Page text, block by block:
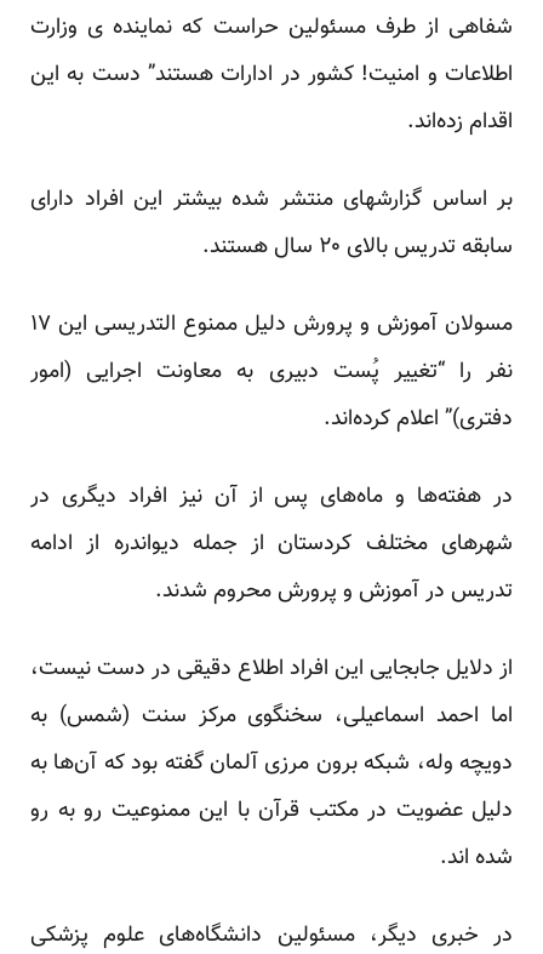
شفاهی از طرف مسئولین حراست که نماینده ی وزارت
اطلاعات و امنیت! کشور در ادارات هستند” دست به این
اقدام زده‌اند.
بر اساس گزارشهای منتشر شده بیشتر این افراد دارای
سابقه تدریس بالای ۲۰ سال هستند.
مسولان آموزش و پرورش دلیل ممنوع التدریسی این ۱۷
نفر را “تغییر پُست دبیری به معاونت اجرایی (امور
دفتری)” اعلام کرده‌اند.
در هفته‌ها و ماه‌های پس از آن نیز افراد دیگری در
شهرهای مختلف کردستان از جمله دیواندره از ادامه
تدریس در آموزش و پرورش محروم شدند.
از دلایل جابجایی این افراد اطلاع دقیقی در دست نیست،
اما احمد اسماعیلی، سخنگوی مرکز سنت (شمس) به
دویچه وله، شبکه برون مرزی آلمان گفته بود که آن‌ها به
دلیل عضویت در مکتب قرآن با این ممنوعیت رو به رو
شده اند.
در خبری دیگر، مسئولین دانشگاه‌های علوم پزشکی